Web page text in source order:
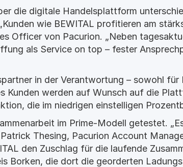
die digitale Handelsplattform
wie BEWITAL profitieren am
Officer von Pacurion. „Neben
als Service on top – fester
in der Verantwortung – sowohl für
Kunden werden auf Wunsch auf die
die im niedrigen einstelligen
im Prime-Modell getestet.
Thesing, Pacurion Account
den Zuschlag für die laufende
Borken, die dort die georderten